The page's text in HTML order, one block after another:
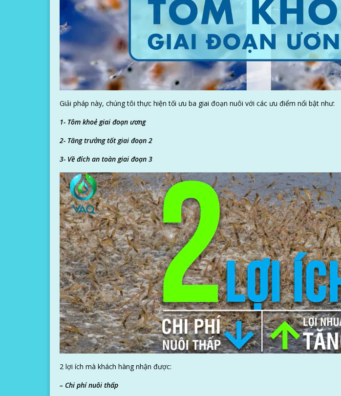
Giải pháp này, chúng tôi thực hiện tối ưu ba giai đoạn nuôi với các ưu điểm nổi bật như:
1- Tôm khoẻ giai đoạn ương
2- Tăng trưởng tốt giai đoạn 2
3- Về đích an toàn giai đoạn 3
2 lợi ích mà khách hàng nhận được:
– Chi phí nuôi thấp
GỬI ĐI